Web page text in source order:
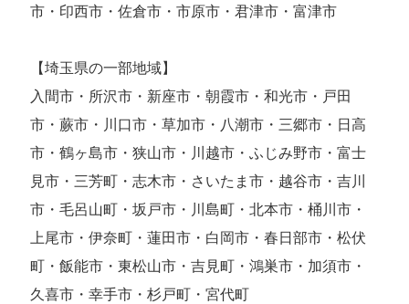
市・印西市・佐倉市・市原市・君津市・富津市
【埼玉県の一部地域】
入間市・所沢市・新座市・朝霞市・和光市・戸田
市・蕨市・川口市・草加市・八潮市・三郷市・日高
市・鶴ヶ島市・狭山市・川越市・ふじみ野市・富士
見市・三芳町・志木市・さいたま市・越谷市・吉川
市・毛呂山町・坂戸市・川島町・北本市・桶川市・
上尾市・伊奈町・蓮田市・白岡市・春日部市・松伏
町・飯能市・東松山市・吉見町・鴻巣市・加須市・
久喜市・幸手市・杉戸町・宮代町